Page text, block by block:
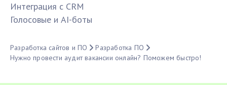
Интеграция с CRM
Голосовые и AI-боты
Разработка сайтов и ПО
Разработка ПО
Нужно провести аудит вакансии онлайн? Поможем быстро!